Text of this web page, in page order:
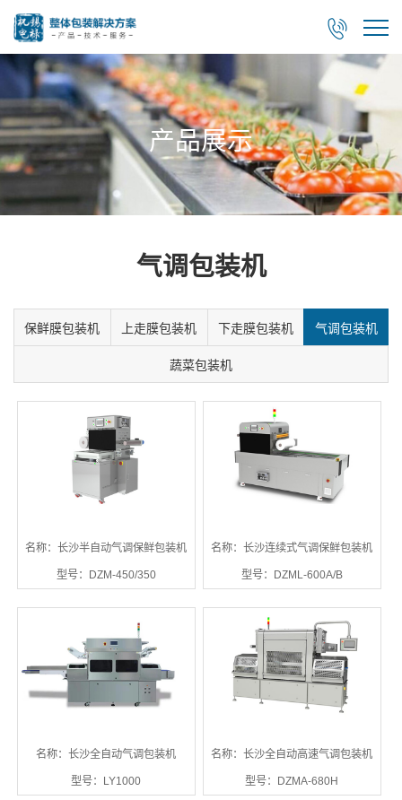

产品展示
气调包装机
保鲜膜包装机 上走膜包装机 下走膜包装机 气调包装机
蔬菜包装机
名称：长沙半自动气调保鲜包装机
型号：DZM-450/350
名称：长沙连续式气调保鲜包装机
型号：DZML-600A/B
名称：长沙全自动气调包装机
型号：LY1000
名称：长沙全自动高速气调包装机
型号：DZMA-680H